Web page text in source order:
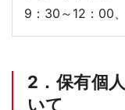
9：30～12：00
2．保有個
いて